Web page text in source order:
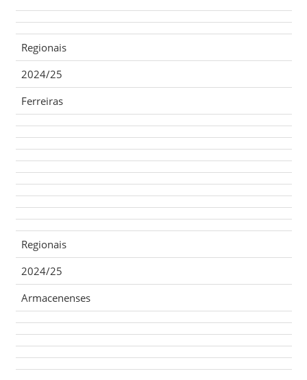
Regionais
2024/25
Ferreiras
Regionais
2024/25
Armacenenses